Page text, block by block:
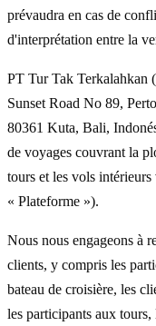
prévaudra en cas de
d'interprétation entre la
PT Tur Tak Terkalahkan
Sunset Road No 89,
80361 Kuta, Bali,
de voyages couvrant la
tours et les vols
« Plateforme »).
Nous nous engageons à
clients, y compris les
bateau de croisière, les
les participants aux tours,